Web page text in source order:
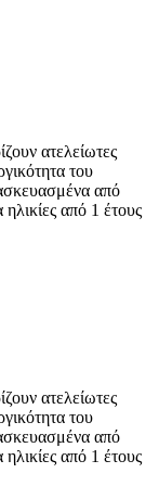
ατελείωτες
του
από
από 1 έτους
ατελείωτες
του
από
από 1 έτους